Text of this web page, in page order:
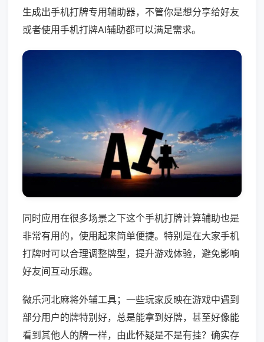
生成出手机打牌专用辅助器，不管你是想分享给好友
或者使用手机打牌AI辅助都可以满足需求。
同时应用在很多场景之下这个手机打牌计算辅助也是
非常有用的，使用起来简单便捷。特别是在大家手机
打牌时可以合理调整牌型，提升游戏体验，避免影响
好友间互动乐趣。
微乐河北麻将外辅工具；一些玩家反映在游戏中遇到
部分用户的牌特别好，总是能拿到好牌，甚至好像能
看到其他人的牌一样，由此怀疑是不是有挂？确实存